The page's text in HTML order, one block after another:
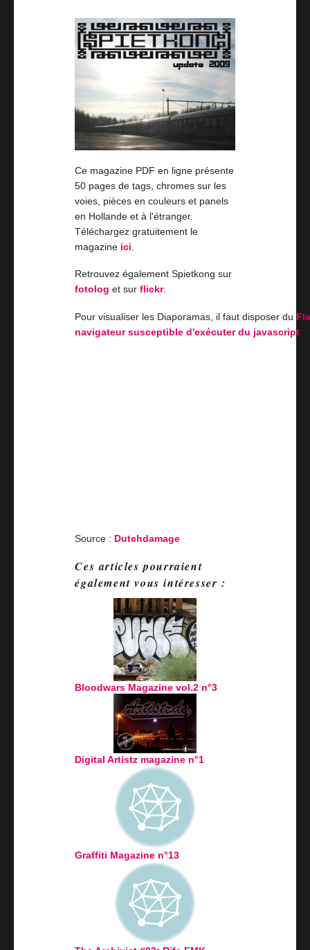
Ce magazine PDF en ligne présente
50 pages de tags, chromes sur les
voies, pièces en couleurs et panels
en Hollande et à l'étranger.
Téléchargez gratuitement le
magazine ici
Retrouvez également Spietkong sur
fotolog et surflickr.
Pour visualiser les Diaporamas, il faut disposer du
navigateur susceptible d'exécuter du javascript
Source : Dutchdamage
Ces articles pourraient
également vous intéresser :
Bloodwars Magazine vol.2 n°3
Digital Artistz magazine n°1
Graffiti Magazine n°13